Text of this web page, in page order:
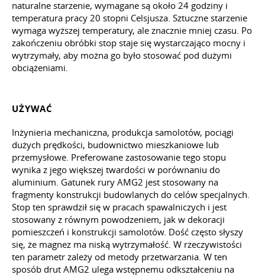
naturalne starzenie, wymagane są około 24 godziny i
temperatura pracy 20 stopni Celsjusza. Sztuczne starzenie
wymaga wyższej temperatury, ale znacznie mniej czasu. Po
zakończeniu obróbki stop staje się wystarczająco mocny i
wytrzymały, aby można go było stosować pod dużymi
obciążeniami.
UŻYWAĆ
Inżynieria mechaniczna, produkcja samolotów, pociągi
dużych prędkości, budownictwo mieszkaniowe lub
przemysłowe. Preferowane zastosowanie tego stopu
wynika z jego większej twardości w porównaniu do
aluminium. Gatunek rury AMG2 jest stosowany na
fragmenty konstrukcji budowlanych do celów specjalnych.
Stop ten sprawdził się w pracach spawalniczych i jest
stosowany z równym powodzeniem, jak w dekoracji
pomieszczeń i konstrukcji samolotów. Dość często słyszy
się, że magnez ma niską wytrzymałość. W rzeczywistości
ten parametr zależy od metody przetwarzania. W ten
sposób drut AMG2 ulega wstępnemu odkształceniu na